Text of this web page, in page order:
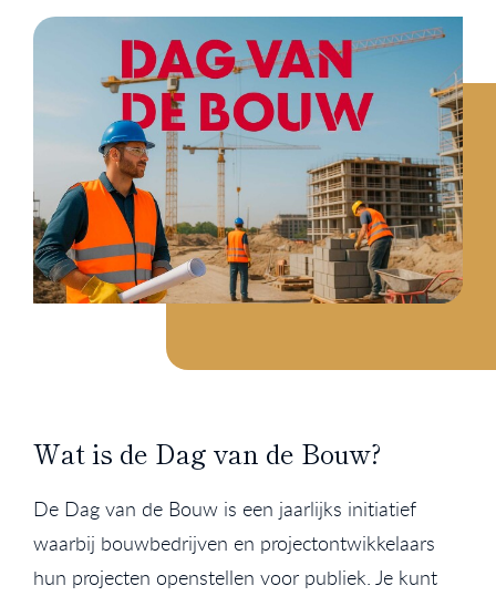
Wat is de Dag van de Bouw?
De Dag van de Bouw is een jaarlijks initiatief
waarbij bouwbedrijven en projectontwikkelaars
hun projecten openstellen voor publiek. Je kunt